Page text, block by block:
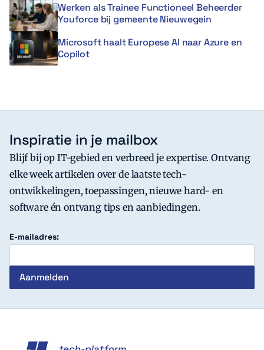
Werken als Trainee Functioneel Beheerder
Youforce bij gemeente Nieuwegein
Microsoft haalt Europese AI naar Azure en
Copilot
Inspiratie in je mailbox
Blijf bij op IT-gebied en verbreed je expertise. Ontvang
elke week artikelen over de laatste tech-
ontwikkelingen, toepassingen, nieuwe hard- en
software én ontvang tips en aanbiedingen.
E-mailadres: